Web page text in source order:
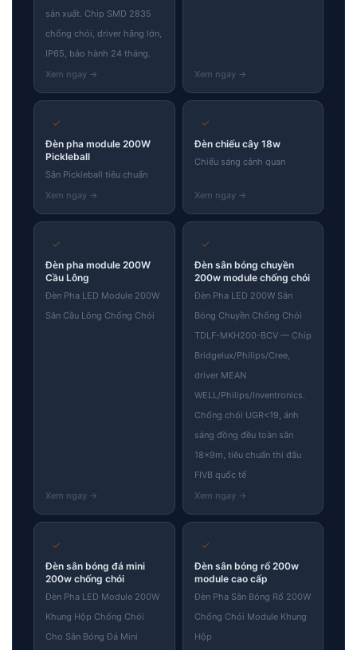
sản xuất. Chip SMD 2835
chống chói, driver hãng lớn,
IP65, bảo hành 24 tháng.
✓
Đèn pha module 200W
Pickleball
Sân Pickleball tiêu chuẩn
✓
Đèn chiếu cây 18w
Chiếu sáng cảnh quan
✓
Đèn pha module 200W
Cầu Lông
Đèn Pha LED Module 200W
Sân Cầu Lông Chống Chói
✓
Đèn sân bóng chuyền
200w module chống chói
Đèn Pha LED 200W Sân
Bóng Chuyền Chống Chói
TDLF-MKH200-BCV — Chip
Bridgelux/Philips/Cree,
driver MEAN
WELL/Philips/Inventronics.
Chống chói UGR<19, ánh
sáng đồng đều toàn sân
18×9m, tiêu chuẩn thi đấu
FIVB quốc tế
✓
Đèn sân bóng đá mini
200w chống chói
Đèn Pha LED Module 200W
Khung Hộp Chống Chói
Cho Sân Bóng Đá Mini
✓
Đèn sân bóng rổ 200w
module cao cấp
Đèn Pha Sân Bóng Rổ 200W
Chống Chói Module Khung
Hộp